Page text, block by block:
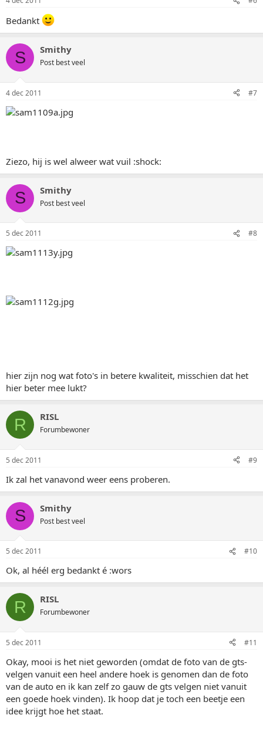
Bedankt
S Smithy
Post best veel
4 dec 2011 #7
Ziezo, hij is wel alweer wat vuil :shock:
S Smithy
Post best veel
5 dec 2011 #8
hier zijn nog wat foto's in betere kwaliteit, misschien dat het
hier beter mee lukt?
R RISL
Forumbewoner
5 dec 2011 #9
Ik zal het vanavond weer eens proberen.
S Smithy
Post best veel
5 dec 2011 #10
Ok, al héél erg bedankt é :wors
R RISL
Forumbewoner
5 dec 2011 #11
Okay, mooi is het niet geworden (omdat de foto van de gts-
velgen vanuit een heel andere hoek is genomen dan de foto
van de auto en ik kan zelf zo gauw de gts velgen niet vanuit
een goede hoek vinden). Ik hoop dat je toch een beetje een
idee krijgt hoe het staat.